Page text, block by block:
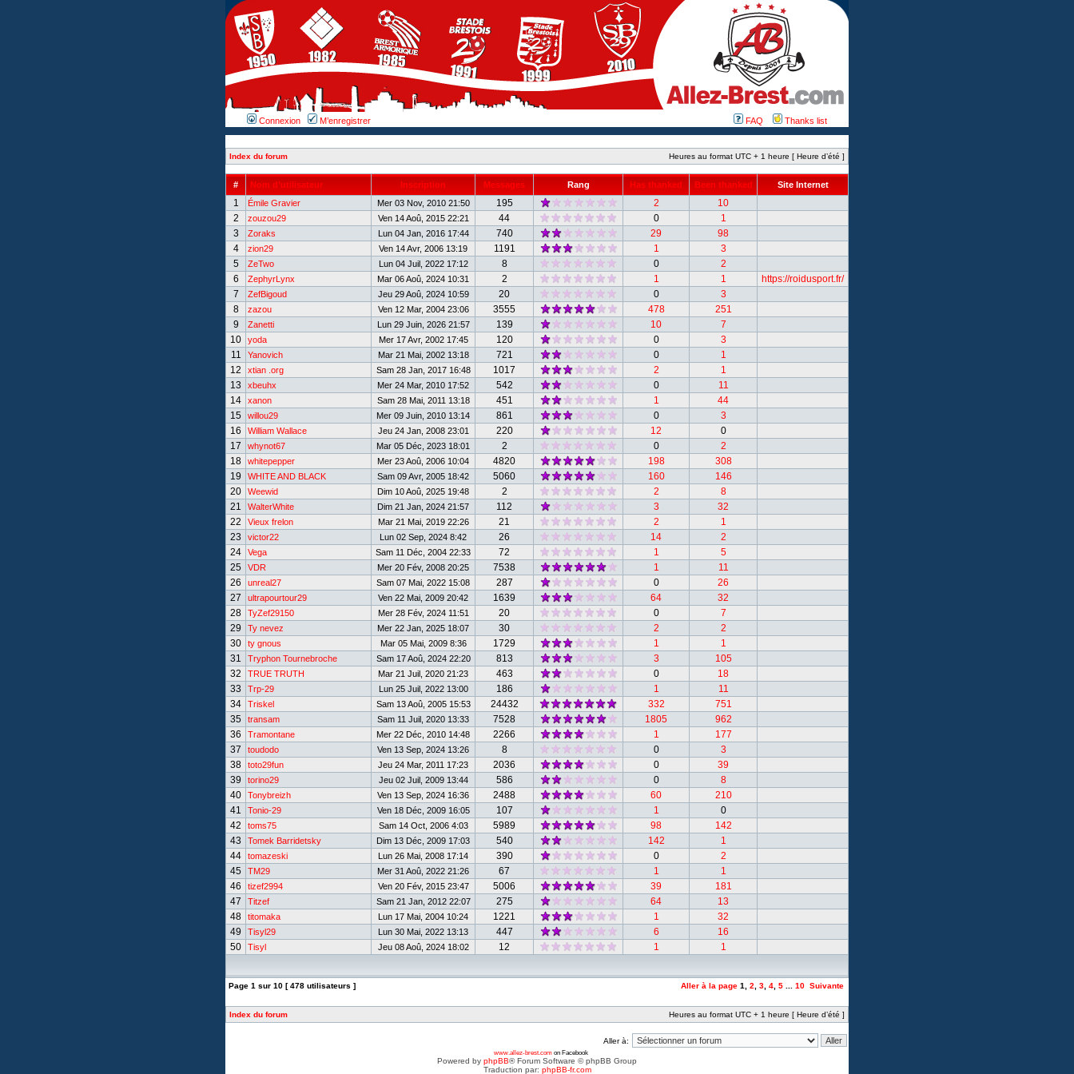
Connexion M’enregistrer FAQ Thanks list
Index du forum Heures au format UTC + 1 heure [ Heure d’été ]
# Nom d’utilisateur Inscription Messages Rang Has thanked Been thanked Site Internet
1 Émile Gravier Mer 03 Nov, 2010 21:50 195 2
10
2
zouzou29 Ven 14 Aoû, 2015 22:21 44 0
1
3
Zoraks Lun 04 Jan, 2016 17:44 740 29
98
4
zion29 Ven 14 Avr, 2006 13:19 1191 1
3
5
ZeTwo Lun 04 Juil, 2022 17:12 8 0
2
6
ZephyrLynx Mar 06 Aoû, 2024 10:31 2 1 1
https://roidusport.fr/
7
ZefBigoud Jeu 29 Aoû, 2024 10:59 20 0
3
8
zazou Ven 12 Mar, 2004 23:06 3555 478
251
9
Zanetti Lun 29 Juin, 2026 21:57 139 10
7
10
yoda Mer 17 Avr, 2002 17:45 120 0
3
11
Yanovich Mar 21 Mai, 2002 13:18 721 0
1
12
xtian .org Sam 28 Jan, 2017 16:48 1017 2
1
13
xbeuhx Mer 24 Mar, 2010 17:52 542 0
11
14
xanon Sam 28 Mai, 2011 13:18 451 1
44
15
willou29 Mer 09 Juin, 2010 13:14 861 0
3
16
William Wallace Jeu 24 Jan, 2008 23:01 220 12
0
17
whynot67 Mar 05 Déc, 2023 18:01 2 0
2
18
whitepepper Mer 23 Aoû, 2006 10:04 4820 198
308
19
WHITE AND BLACK Sam 09 Avr, 2005 18:42 5060 160
146
20
Weewid Dim 10 Aoû, 2025 19:48 2 2
8
21
WalterWhite Dim 21 Jan, 2024 21:57 112 3
32
22
Vieux frelon Mar 21 Mai, 2019 22:26 21 2
1
23
victor22 Lun 02 Sep, 2024 8:42 26 14
2
24
Vega Sam 11 Déc, 2004 22:33 72 1
5
25
VDR Mer 20 Fév, 2008 20:25 7538 1
11
26
unreal27 Sam 07 Mai, 2022 15:08 287 0
26
27
ultrapourtour29 Ven 22 Mai, 2009 20:42 1639 64
32
28
TyZef29150 Mer 28 Fév, 2024 11:51 20 0
7
29
Ty nevez Mer 22 Jan, 2025 18:07 30 2
2
30
ty gnous Mar 05 Mai, 2009 8:36 1729 1
1
31
Tryphon Tournebroche Sam 17 Aoû, 2024 22:20 813 3
105
32
TRUE TRUTH Mar 21 Juil, 2020 21:23 463 0
18
33
Trp-29 Lun 25 Juil, 2022 13:00 186 1
11
34
Triskel Sam 13 Aoû, 2005 15:53 24432 332
751
35
transam Sam 11 Juil, 2020 13:33 7528 1805
962
36
Tramontane Mer 22 Déc, 2010 14:48 2266 1
177
37
toudodo Ven 13 Sep, 2024 13:26 8 0
3
38
toto29fun Jeu 24 Mar, 2011 17:23 2036 0
39
39
torino29 Jeu 02 Juil, 2009 13:44 586 0
8
40
Tonybreizh Ven 13 Sep, 2024 16:36 2488 60
210
41
Tonio-29 Ven 18 Déc, 2009 16:05 107 1
0
42
toms75 Sam 14 Oct, 2006 4:03 5989 98
142
43
Tomek Barridetsky Dim 13 Déc, 2009 17:03 540 142
1
44
tomazeski Lun 26 Mai, 2008 17:14 390 0
2
45
TM29 Mer 31 Aoû, 2022 21:26 67 1
1
46
tizef2994 Ven 20 Fév, 2015 23:47 5006 39
181
47
Titzef Sam 21 Jan, 2012 22:07 275 64
13
48
titomaka Lun 17 Mai, 2004 10:24 1221 1
32
49
Tisyl29 Lun 30 Mai, 2022 13:13 447 6
16
50
Tisyl Jeu 08 Aoû, 2024 18:02 12 1 1
Page 1 sur 10 [ 478 utilisateurs ] Aller à la page 1 2 3 4 5 10 Suivante
Index du forum Heures au format UTC + 1 heure [ Heure d’été ]
Aller à:
www.allez-brest.com on Facebook
Powered by phpBB® Forum Software © phpBB Group
Traduction par: phpBB-fr.com